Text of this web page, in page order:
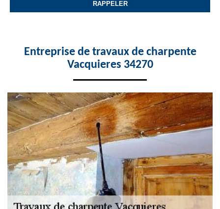
Entreprise de travaux de charpente
Vacquieres 34270